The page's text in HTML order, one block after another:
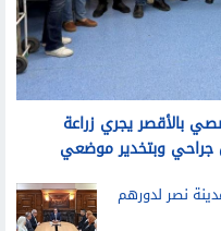
بالأقصر يجري زراعة
وبتخدير موضعي
نصر لدورهم